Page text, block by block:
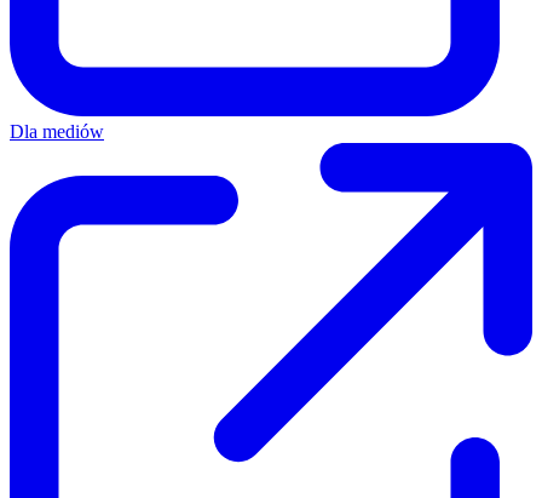
Dla mediów